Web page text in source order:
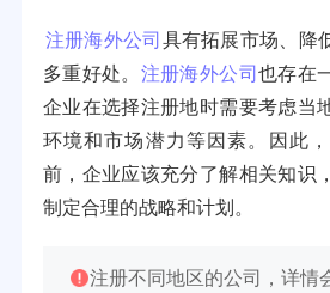
注册海外公司 具有拓展市场、降
多重好处。 注册海外公司也存在
企业在选择注册地时需要考虑当
环境和市场潜力等因素。因此
前，企业应该充分了解相关知识
制定合理的战略和计划。
注册不同地区的公司，详情